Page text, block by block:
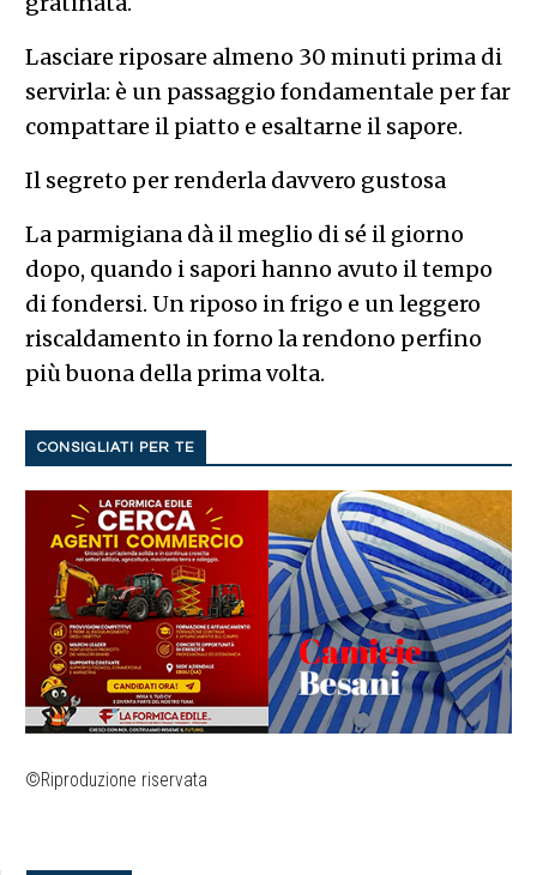
Lasciare riposare almeno 30 minuti prima di
servirla: è un passaggio fondamentale per far
compattare il piatto e esaltarne il sapore.
Il segreto per renderla davvero gustosa
La parmigiana dà il meglio di sé il giorno
dopo, quando i sapori hanno avuto il tempo
di fondersi. Un riposo in frigo e un leggero
riscaldamento in forno la rendono perfino
più buona della prima volta.
CONSIGLIATI PER TE
©Riproduzione riservata